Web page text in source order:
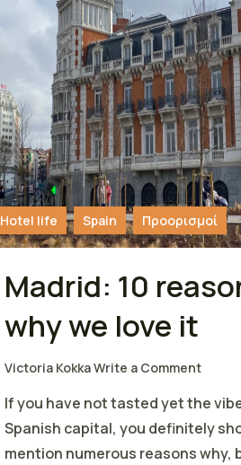
Hotel life Spain Προορισμοί
Madrid: 10
why we love it
Victoria KokkaWrite a Comment
If you have not tasted yet the
Spanish capital, you definitely
mention numerous reasons why,